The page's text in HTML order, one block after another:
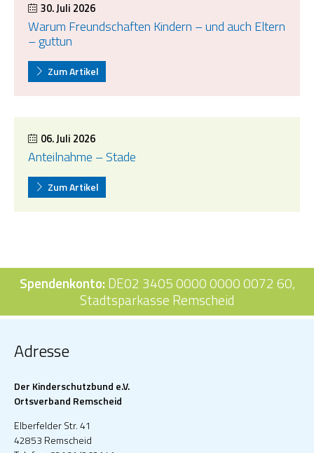
30. Juli 2026
Warum Freundschaften Kindern – und auch Eltern
– guttun
Zum Artikel
06. Juli 2026
Anteilnahme – Stade
Zum Artikel
Spendenkonto: DE02 3405 0000 0000 0072 60,
Stadtsparkasse Remscheid
Adresse
Der Kinderschutzbund e.V.
Ortsverband Remscheid
Elberfelder Str. 41
42853 Remscheid